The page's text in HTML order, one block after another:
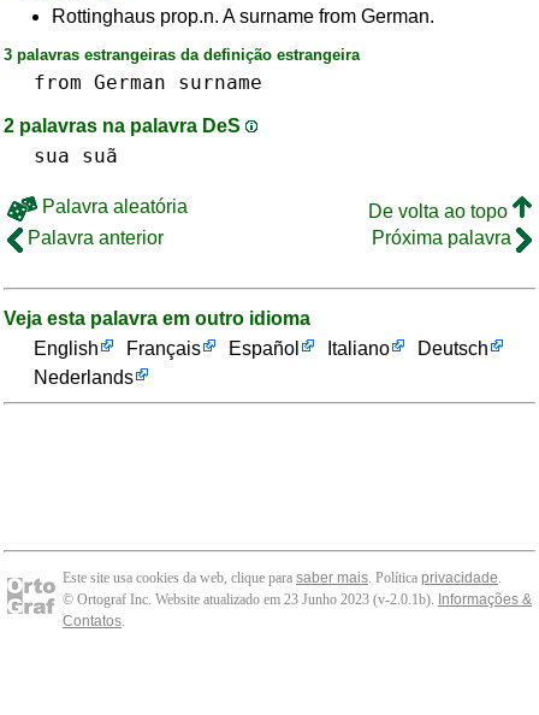
Rottinghaus prop.n. A surname from German.
3 palavras estrangeiras da definição estrangeira
from German surname
2 palavras na palavra DeS
sua suã
Palavra aleatória
De volta ao topo
Palavra anterior
Próxima palavra
Veja esta palavra em outro idioma
English
Français Español Italiano
Deutsch
Nederlands
Este site usa cookies da web, clique para saber mais. Política privacidade.
© Ortograf Inc. Website atualizado em 23 Junho 2023 (v-2.0.1b). Informações &
Contatos.